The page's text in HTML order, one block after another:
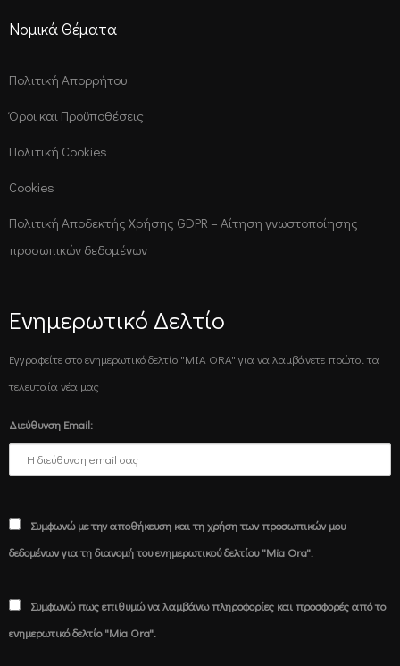
Νομικά Θέματα
Πολιτική Απορρήτου
Όροι και Προϋποθέσεις
Πολιτική Cookies
Cookies
Πολιτική Αποδεκτής Χρήσης GDPR – Αίτηση γνωστοποίησης
προσωπικών δεδομένων
Ενημερωτικό Δελτίο
Εγγραφείτε στο ενημερωτικό δελτίο "MIA ORA" για να λαμβάνετε πρώτοι τα
τελευταία νέα μας
Διεύθυνση Email:
Συμφωνώ με την αποθήκευση και τη χρήση των προσωπικών μου
δεδομένων για τη διανομή του ενημερωτικού δελτίου "Mia Ora".
Συμφωνώ πως επιθυμώ να λαμβάνω πληροφορίες και προσφορές από το
ενημερωτικό δελτίο "Mia Ora".